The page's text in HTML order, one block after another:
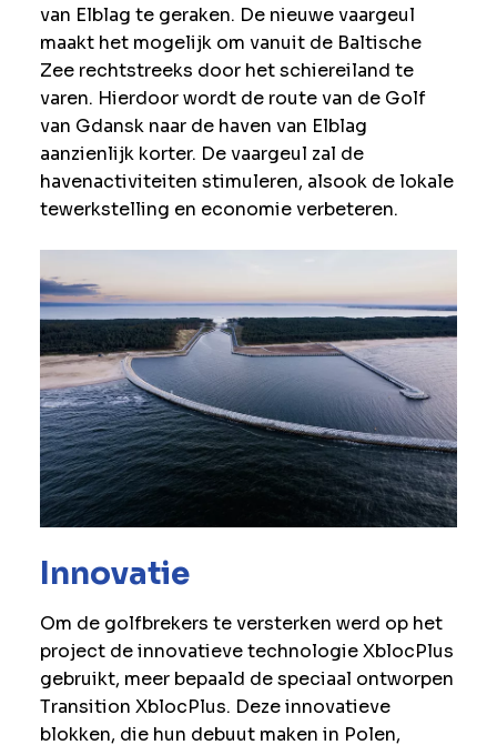
van Elblag te geraken. De nieuwe vaargeul
maakt het mogelijk om vanuit de Baltische
Zee rechtstreeks door het schiereiland te
varen. Hierdoor wordt de route van de Golf
van Gdansk naar de haven van Elblag
aanzienlijk korter. De vaargeul zal de
havenactiviteiten stimuleren, alsook de lokale
tewerkstelling en economie verbeteren.
Innovatie
Om de golfbrekers te versterken werd op het
project de innovatieve technologie XblocPlus
gebruikt, meer bepaald de speciaal ontworpen
Transition XblocPlus. Deze innovatieve
blokken, die hun debuut maken in Polen,